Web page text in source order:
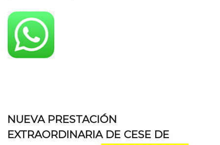
NUEVA PRESTACIÓN
EXTRAORDINARIA DE CESE DE